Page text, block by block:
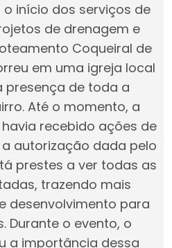
início dos serviços de
de drenagem e
Coqueiral de
em uma igreja local
presença de toda a
Até o momento, a
recebido ações de
autorização dada pelo
prestes a ver todas as
trazendo mais
desenvolvimento para
Durante o evento, o
a importância dessa